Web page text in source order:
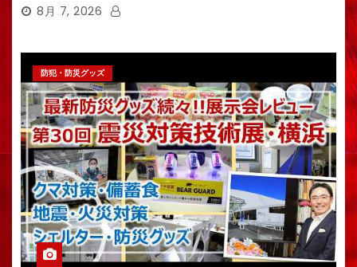
8月 7, 2026
防犯・防災グッズ